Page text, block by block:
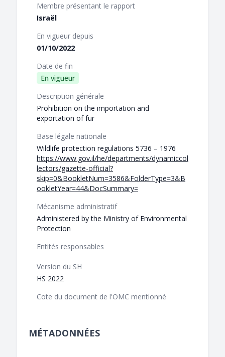
Membre présentant le rapport
Israël
En vigueur depuis
01/10/2022
Date de fin
En vigueur
Description générale
Prohibition on the importation and
exportation of fur
Base légale nationale
Wildlife protection regulations 5736 – 1976
https://www.gov.il/he/departments/dynamiccol
lectors/gazette-official?
skip=0&BookletNum=3586&FolderType=3&B
ookletYear=44&DocSummary=
Mécanisme administratif
Administered by the Ministry of Environmental
Protection
Entités responsables
Version du SH
HS 2022
Cote du document de l'OMC mentionné
MÉTADONNÉES